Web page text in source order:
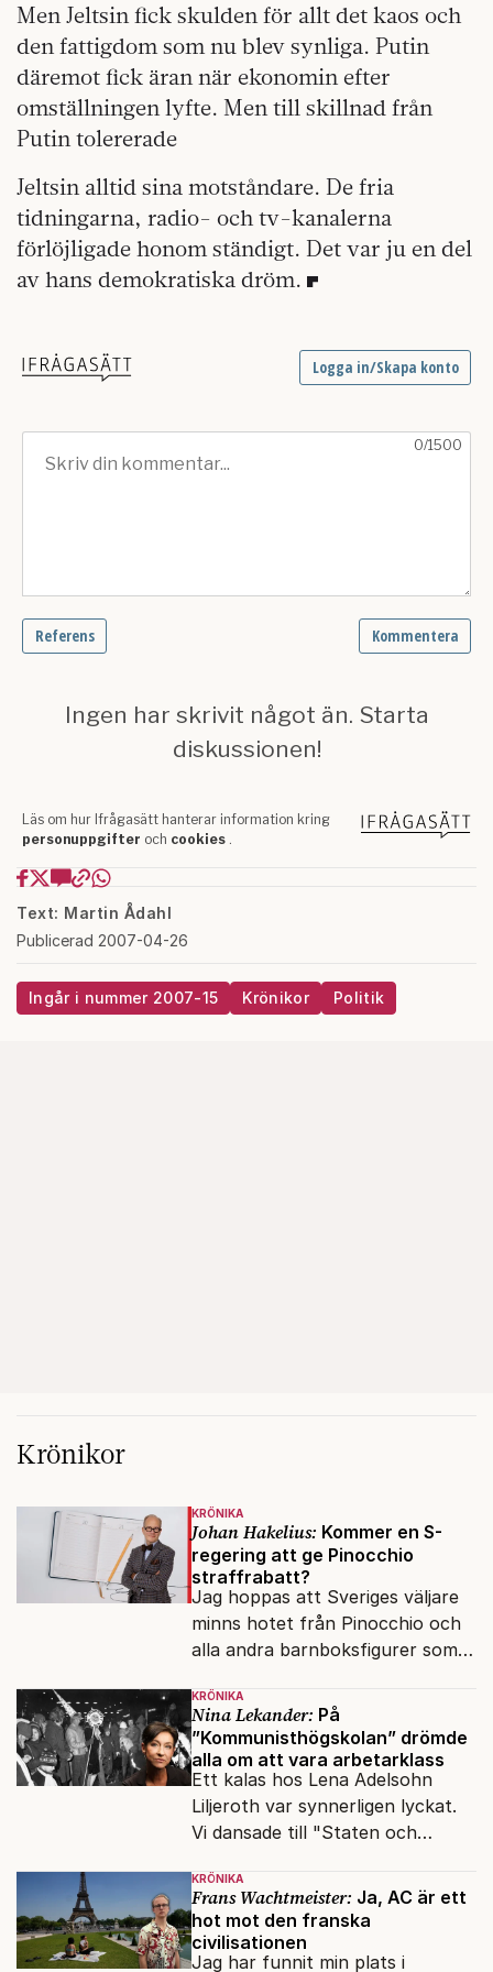
Men Jeltsin fick skulden för allt det kaos och
den fattigdom som nu blev synliga. Putin
däremot fick äran när ekonomin efter
omställningen lyfte. Men till skillnad från
Putin tolererade
Jeltsin alltid sina motståndare. De fria
tidningarna, radio- och tv-kanalerna
förlöjligade honom ständigt. Det var ju en del
av hans demokratiska dröm.
Text: Martin Ådahl
Publicerad 2007-04-26
Ingår i nummer 2007-15 Krönikor Politik
Krönikor
KRÖNIKA
Johan Hakelius: Kommer en S-
regering att ge Pinocchio
straffrabatt?
Jag hoppas att Sveriges väljare
minns hotet från Pinocchio och
alla andra barnboksfigurer som
upphovsrätt.
KRÖNIKA
Nina Lekander: På
”Kommunisthögskolan” drömde
alla om att vara arbetarklass
Ett kalas hos Lena Adelsohn
Liljeroth var synnerligen lyckat.
Vi dansade till "Staten och
KRÖNIKA
Frans Wachtmeister: Ja, AC är ett
hot mot den franska
civilisationen
Jag har funnit min plats i